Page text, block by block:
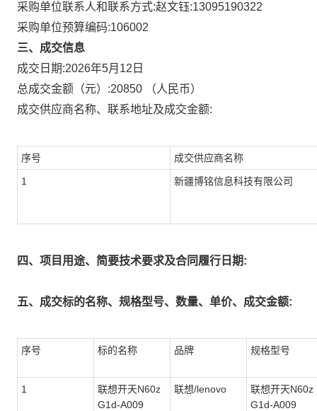
采购单位联系人和联系方式:赵文钰:13095190322
采购单位预算编码:106002
三、成交信息
成交日期:2026年5月12日
总成交金额（元）:20850 （人民币）
成交供应商名称、联系地址及成交金额:
序号 成交供应商名称
1 新疆博铭信息科技有限公司
四、项目用途、简要技术要求及合同履行日期:
五、成交标的名称、规格型号、数量、单价、成交金额:
序号 标的名称 品牌 规格型号
1
联想开天N60z
G1d-A009
联想/lenovo
联想开天N60z
G1d-A009